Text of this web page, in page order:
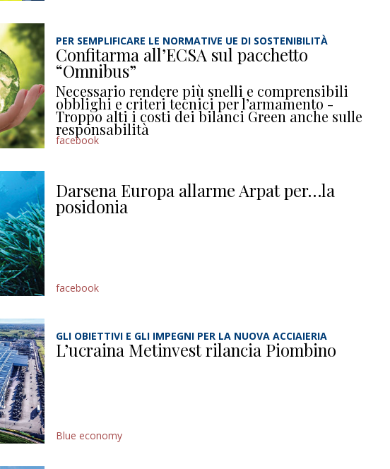
PER SEMPLIFICARE LE NORMATIVE UE DI SOSTENIBILITÀ
Confitarma all’ECSA sul pacchetto
“Omnibus”
Necessario rendere più snelli e comprensibili
obblighi e criteri tecnici per l’armamento -
Troppo alti i costi dei bilanci Green anche sulle
responsabilità
facebook
Darsena Europa allarme Arpat per…la
posidonia
facebook
GLI OBIETTIVI E GLI IMPEGNI PER LA NUOVA ACCIAIERIA
L’ucraina Metinvest rilancia Piombino
Blue economy